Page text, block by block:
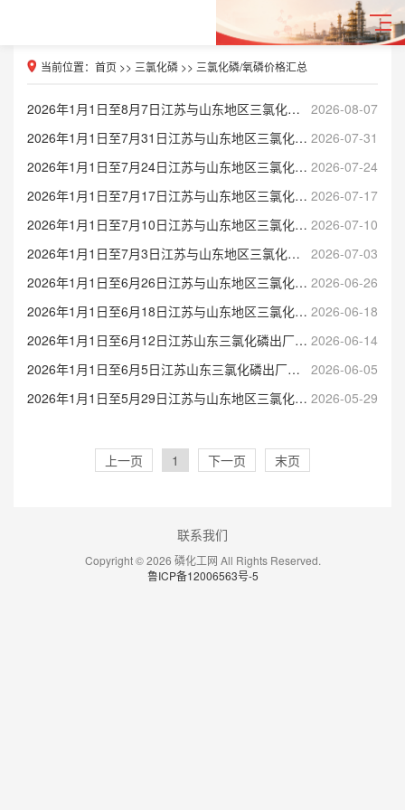
当前位置： 首页 >> 三氯化磷 >> 三氯化磷/氧磷价格汇总
2026-08-07
2026年1月1日至8月7日江苏与山东地区三氯化磷出厂价格表
2026-07-31
2026年1月1日至7月31日江苏与山东地区三氯化磷出厂价格表
2026-07-24
2026年1月1日至7月24日江苏与山东地区三氯化磷出厂价格表
2026-07-17
2026年1月1日至7月17日江苏与山东地区三氯化磷出厂价格表
2026-07-10
2026年1月1日至7月10日江苏与山东地区三氯化磷出厂价格表
2026-07-03
2026年1月1日至7月3日江苏与山东地区三氯化磷出厂价格表
2026-06-26
2026年1月1日至6月26日江苏与山东地区三氯化磷出厂价格表
2026-06-18
2026年1月1日至6月18日江苏与山东地区三氯化磷出厂价格表
2026-06-14
2026年1月1日至6月12日江苏山东三氯化磷出厂价格表
2026-06-05
2026年1月1日至6月5日江苏山东三氯化磷出厂价格表
2026-05-29
2026年1月1日至5月29日江苏与山东地区三氯化磷出厂价格表
上一页 1 下一页 末页
联系我们
Copyright © 2026 磷化工网 All Rights Reserved.
鲁ICP备12006563号-5